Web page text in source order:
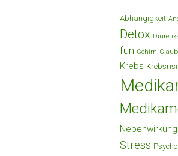
Abhängigkeit
Detox
fun Gehirn
Krebs
Stress